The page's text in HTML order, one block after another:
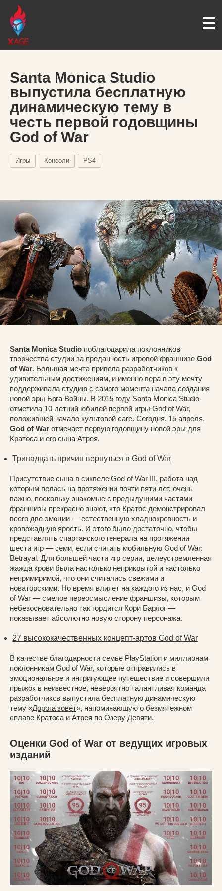
Santa Monica Studio
выпустила бесплатную
динамическую тему в
честь первой годовщины
God of War
Игры Консоли PS4
Santa Monica Studio поблагодарила поклонников
творчества студии за преданность игровой франшизе God
of War. Большая мечта привела разработчиков к
удивительным достижениям, и именно вера в эту мечту
поддерживала студию с самого момента начала создания
новой эры Бога Войны. В 2015 году Santa Monica Studio
отметила 10-летний юбилей первой игры God of War,
положившей начало культовой саге. Сегодня, 15 апреля,
God of War отмечает первую годовщину новой эры для
Кратоса и его сына Атрея.
Тринадцать причин вернуться в God of War
Присутствие сына в сиквеле God of War III, работа над
которым велась на протяжении почти пяти лет, очень
важно, поскольку знакомые с предыдущими частями
франшизы прекрасно знают, что Кратос демонстрировал
всего две эмоции — естественную хладнокровность и
кровожадную ярость. И этого было достаточно, чтобы
представлять спартанского генерала на протяжении
шести игр — семи, если считать мобильную God of War:
Betrayal. Для большей части игр серии, целеустремленная
жажда крови была настолько неприкрытой и настолько
непримиримой, что они считались свежими и
новаторскими. Но время влияет на каждого из нас, и God
of War — смелое переосмысление франшизы, которым
небезосновательно так гордится Кори Барлог —
показывает абсолютно новую сторону персонажа.
27 высококачественных концепт-артов God of War
В качестве благодарности семье PlayStation и миллионам
поклонникам God of War, которые отправились в
эмоциональное и интригующее путешествие и совершили
прыжок в неизвестное, невероятно талантливая команда
разработчиков выпустила бесплатную динамическую
тему «Дорога зовёт», напоминающую о безмятежном
сплаве Кратоса и Атрея по Озеру Девяти.
Оценки God of War от ведущих игровых
изданий